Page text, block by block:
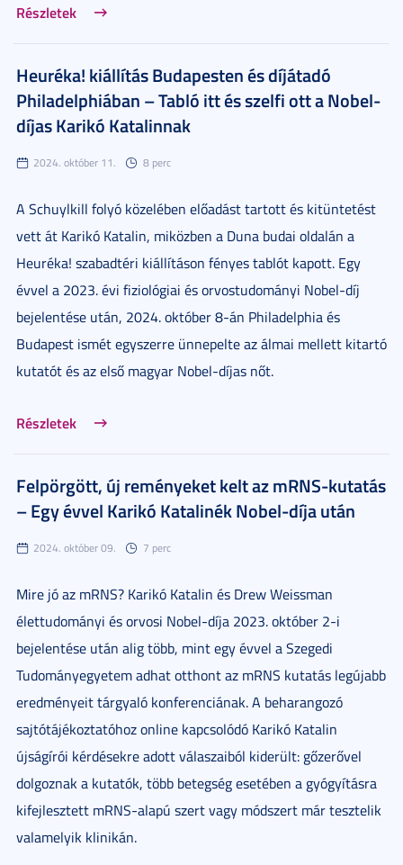
Részletek
Heuréka! kiállítás Budapesten és díjátadó
Philadelphiában – Tabló itt és szelfi ott a Nobel-
díjas Karikó Katalinnak
2024. október 11. 8 perc
A Schuylkill folyó közelében előadást tartott és kitüntetést
vett át Karikó Katalin, miközben a Duna budai oldalán a
Heuréka! szabadtéri kiállításon fényes tablót kapott. Egy
évvel a 2023. évi fiziológiai és orvostudományi Nobel-díj
bejelentése után, 2024. október 8-án Philadelphia és
Budapest ismét egyszerre ünnepelte az álmai mellett kitartó
kutatót és az első magyar Nobel-díjas nőt.
Részletek
Felpörgött, új reményeket kelt az mRNS-kutatás
– Egy évvel Karikó Katalinék Nobel-díja után
2024. október 09. 7 perc
Mire jó az mRNS? Karikó Katalin és Drew Weissman
élettudományi és orvosi Nobel-díja 2023. október 2-i
bejelentése után alig több, mint egy évvel a Szegedi
Tudományegyetem adhat otthont az mRNS kutatás legújabb
eredményeit tárgyaló konferenciának. A beharangozó
sajtótájékoztatóhoz online kapcsolódó Karikó Katalin
újságírói kérdésekre adott válaszaiból kiderült: gőzerővel
dolgoznak a kutatók, több betegség esetében a gyógyításra
kifejlesztett mRNS-alapú szert vagy módszert már tesztelik
valamelyik klinikán.